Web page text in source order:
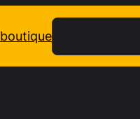
boutique
Recherche